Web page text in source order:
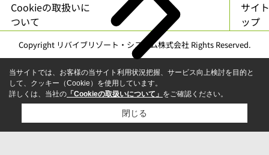
Cookieの取扱いに
ついて
サイ
ップ
Copyright リバイブリゾート・システム株式会社 Rights Reserved.
当サイトでは、お客様の当サイト利用状況把握、サービス向上検討を目的と
して、クッキー（Cookie）を使用しています。
詳しくは、当社の 「Cookieの取扱いについて」 をご確認ください。
閉じる